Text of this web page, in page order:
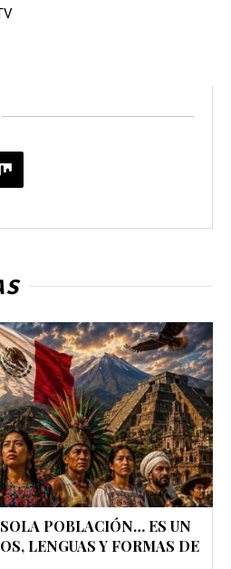
POBLACIÓN… ES UN
LENGUAS Y FORMAS DE